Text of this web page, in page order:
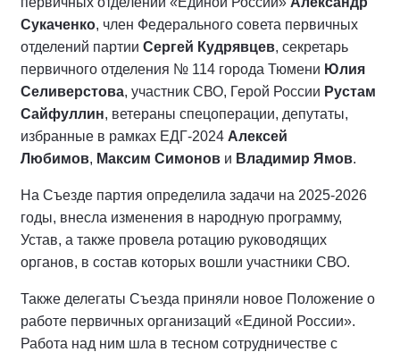
Сукаченко, член Федерального совета первичных
отделений партии Сергей Кудрявцев, секретарь
первичного отделения № 114 города Тюмени Юлия
Селиверстова, участник СВО, Герой России Рустам
Сайфуллин, ветераны спецоперации, депутаты,
избранные в рамках ЕДГ-2024 Алексей
Любимов, Максим Симонов и Владимир Ямов.
На Съезде партия определила задачи на 2025-2026
годы, внесла изменения в народную программу,
Устав, а также провела ротацию руководящих
органов, в состав которых вошли участники СВО.
Также делегаты Съезда приняли новое Положение о
работе первичных организаций «Единой России».
Работа над ним шла в тесном сотрудничестве с